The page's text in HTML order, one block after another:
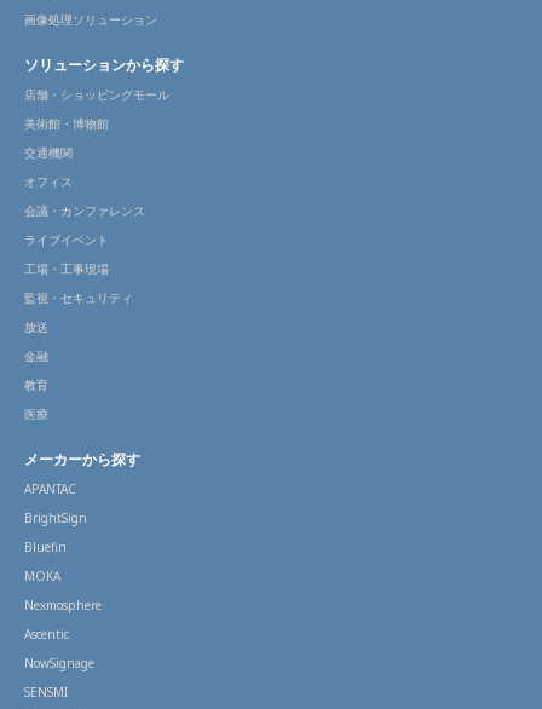
画像処理ソリューション
ソリューションから探す
店舗・ショッピングモール
美術館・博物館
交通機関
オフィス
会議・カンファレンス
ライブイベント
工場・工事現場
監視・セキュリティ
放送
金融
教育
医療
メーカーから探す
APANTAC
BrightSign
Bluefin
MOKA
Nexmosphere
Ascentic
NowSignage
SENSMI